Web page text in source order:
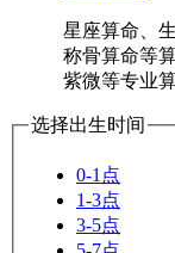
星座算命、
称骨算命等
紫微等专业
选择出生时间
0-1点
1-3点
3-5点